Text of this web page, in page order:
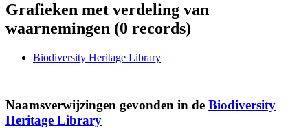
Grafieken met verdeling van
waarnemingen (0 records)
Biodiversity Heritage Library
Naamsverwijzingen gevonden in de Biodiversity
Heritage Library